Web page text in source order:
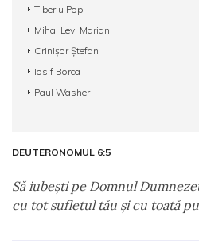
Tiberiu Pop
Mihai Levi Marian
Crinișor Ștefan
Iosif Borca
Paul Washer
DEUTERONOMUL 6:5
Să iubeşti pe Domnul
cu tot sufletul tău şi cu toată